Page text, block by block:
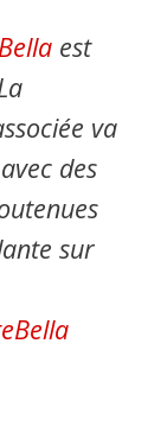
est
va
des
sur